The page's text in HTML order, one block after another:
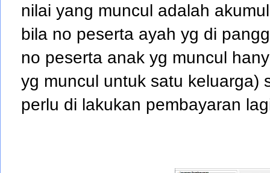
nilai yang muncul adalah
bila no peserta ayah yg di
no peserta anak yg muncul
yg muncul untuk satu keluarga)
perlu di lakukan pembayaran